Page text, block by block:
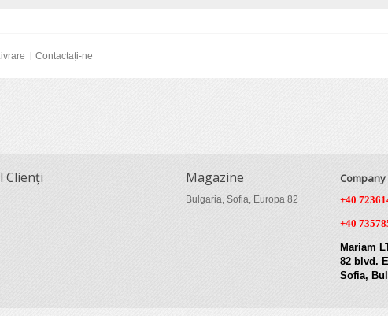
Contactați-ne
Clienți Magazine
Bulgaria, Sofia, Europa 82
+40
+40
Mariam
82 blvd.
Sofia,